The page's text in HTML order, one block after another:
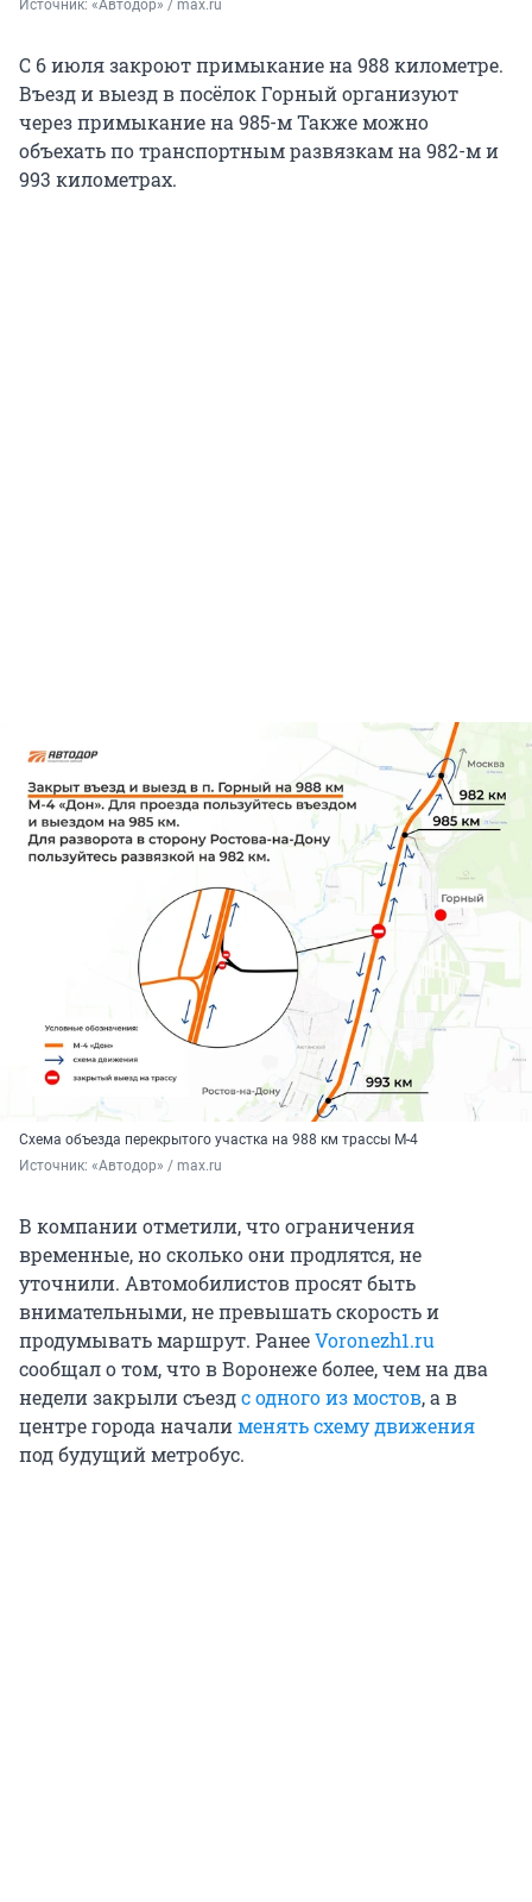
Источник: «Автодор» / max.ru
С 6 июля закроют примыкание на 988 километре.
Въезд и выезд в посёлок Горный организуют
через примыкание на 985-м Также можно
объехать по транспортным развязкам на 982-м и
993 километрах.
Схема объезда перекрытого участка на 988 км трассы М-4
Источник: «Автодор» / max.ru
В компании отметили, что ограничения
временные, но сколько они продлятся, не
уточнили. Автомобилистов просят быть
внимательными, не превышать скорость и
продумывать маршрут. РанееVoronezh1.ru
сообщал о том, что в Воронеже более, чем на два
недели закрыли съездс одного из мостов, а в
центре города началименять схему движения
под будущий метробус.